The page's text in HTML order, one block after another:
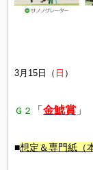
3月15日（ 日 ）
Ｇ２ 「 金鯱賞 」
■想定 ＆専門紙（